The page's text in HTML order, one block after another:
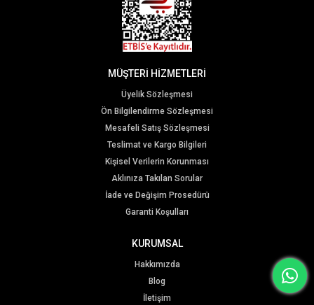
MÜŞTERİ HİZMETLERİ
Üyelik Sözleşmesi
Ön Bilgilendirme Sözleşmesi
Mesafeli Satış Sözleşmesi
Teslimat ve Kargo Bilgileri
Kişisel Verilerin Korunması
Aklınıza Takılan Sorular
İade ve Değişim Prosedürü
Garanti Koşulları
KURUMSAL
Hakkımızda
Blog
İletişim